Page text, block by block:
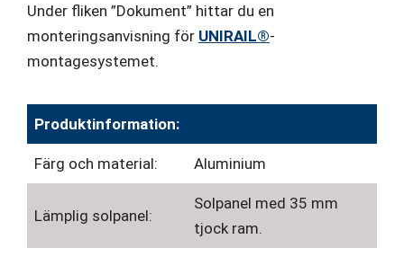
Produktinformation:
Färg och material: Aluminium
Lämplig solpanel:
Solpanel med 35 mm
tjock ram.
Under fliken ”Dokument” hittar du en
monteringsanvisning för UNIRAIL®-
montagesystemet.